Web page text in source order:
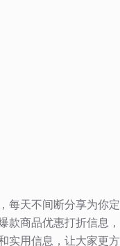
每天不间断分享为你定
款商品优惠打折信息，
实用信息，让大家更方